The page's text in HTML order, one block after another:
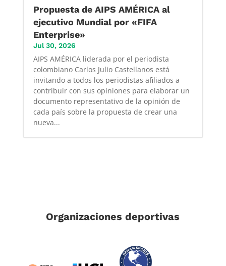
Propuesta de AIPS AMÉRICA al
ejecutivo Mundial por «FIFA
Enterprise»
Jul 30, 2026
AIPS AMÉRICA liderada por el periodista
colombiano Carlos Julio Castellanos está
invitando a todos los periodistas afiliados a
contribuir con sus opiniones para elaborar un
documento representativo de la opinión de
cada país sobre la propuesta de crear una
nueva...
Organizaciones deportivas